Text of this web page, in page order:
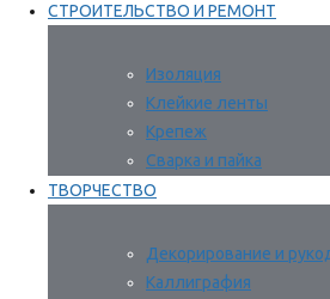
СТРОИТЕЛЬСТВО И РЕМОНТ
Изоляция
Клейкие ленты
Крепеж
Сварка и пайка
ТВОРЧЕСТВО
Декорирование и
Каллиграфия